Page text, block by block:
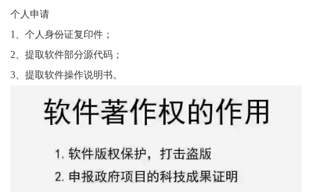
个人申请
1、个人身份证复印件；
2、提取软件部分源代码；
3、提取软件操作说明书。